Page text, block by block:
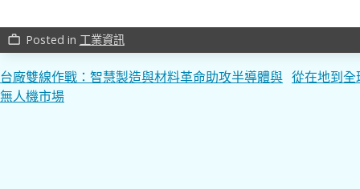
work_outline Posted in 工業資訊
文
章
台廠雙線作戰：智慧製造與材料革命助攻半導體與
無人機市場
從在地到